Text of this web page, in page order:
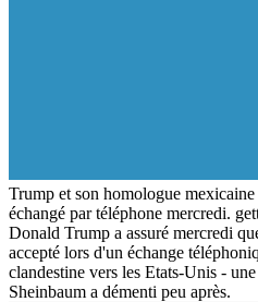
Trump et son homologue
échangé par téléphone mercredi.
Donald Trump a assuré mercredi
accepté lors d'un échange
clandestine vers les Etats-Unis -
Sheinbaum a démenti peu après.